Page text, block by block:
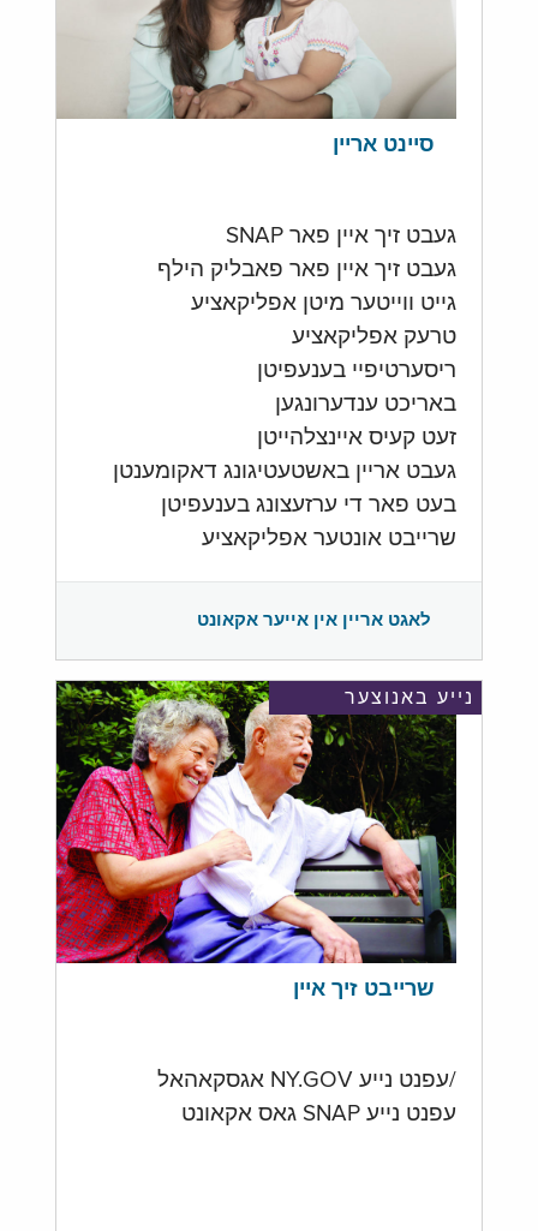
סיינט אריין
געבט זיך איין פאר SNAP
געבט זיך איין פאר פאבליק הילף
גייט ווייטער מיטן אפליקאציע
טרעק אפליקאציע
ריסערטיפיי בענעפיטן
באריכט ענדערונגען
זעט קעיס איינצלהייטן
געבט אריין באשטעטיגונג דאקומענטן
בעט פאר די ערזעצונג בענעפיטן
שרייבט אונטער אפליקאציע
לאגט אריין אין אייער אקאונט
נייע באנוצער
שרייבט זיך איין
/עפנט נייע NY.GOV אגסקאהאל
עפנט נייע SNAP גאס אקאונט